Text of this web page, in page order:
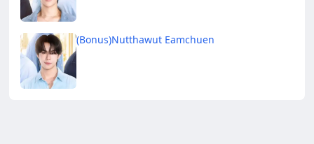
(Bonus)Nutthawut Eamchuen